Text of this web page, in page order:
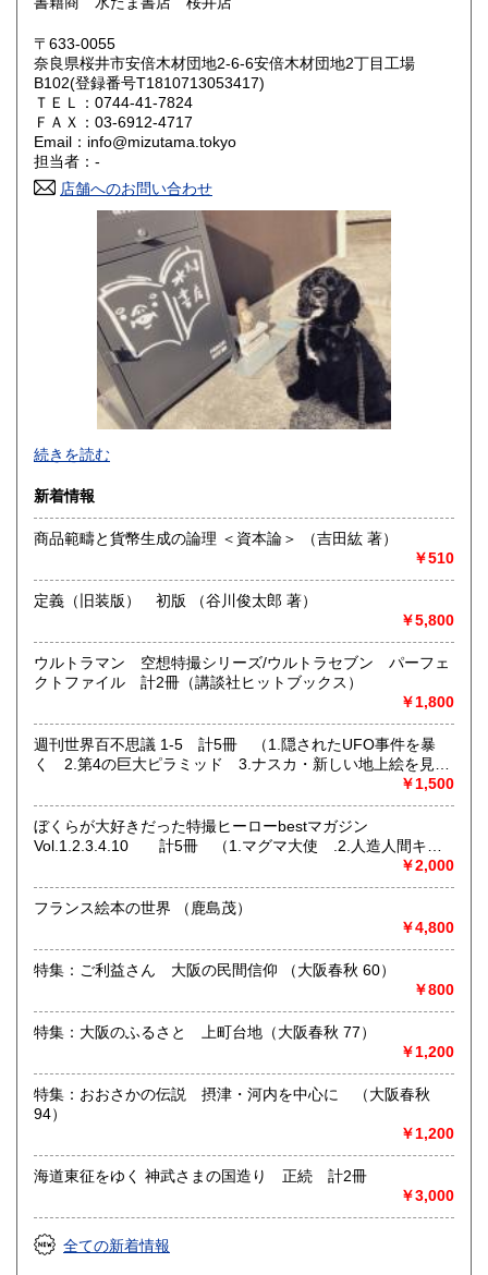
鳥取県 600円
岡山県 600円 広島県 600円
山口県 600円
香川県 600円
高知県 600円
600円
600円 大分県
600円 鹿児島県
600円
〒633-0055
奈良県桜井市安倍木材団地2-6-6安倍木材団地2丁目工場
B102(登録番号T1810713053417)
ＴＥＬ：0744-41-7824
ＦＡＸ：03-6912-4717
Email：info@mizutama.tokyo
担当者：-
店舗へのお問い合わせ
ネット販売を主に多ジャンルの書籍をお取り扱いしておりま
す
奈良県での専門書買取りはお任せください！
大量の書籍から蔵書の整理まで
★ISBN有の書籍・戦前・戦中の古書・紙物(古いチラシなど)
おります！！
まずはお気軽にお問い合わせください!
沿線名：近鉄大阪線
最寄駅：桜井駅
定休日：金曜日(その他の曜日でも出張買取等により休みの場
合がございます)
水たま書店 ではお買取り大歓迎です
駐車場ございます
取り扱い分野
続きを読む
新着情報
商品範疇と貨幣生成の論理 ＜資本論＞ （吉田紘 著）
￥510
定義（旧装版） 初版 （谷川俊太郎 著）
￥5,800
ウルトラマン 空想特撮シリーズ/ウルトラセブン パーフェ
クトファイル 計2冊（講談社ヒットブックス）
￥1,800
週刊世界百不思議 1-5 計5冊 （1.隠されたUFO事件を暴
く 2.第4の巨大ピラミッド 3.ナスカ・新しい地上絵を見つ
けた 4.安倍晴明「傑作呪王伝」 5.幻のアトランティス大
陸はどこだ?）
￥1,500
ぼくらが大好きだった特撮ヒーローbestマガジン
Vol.1.2.3.4.10 計5冊 （1.マグマ大使 .2.人造人間キカ
イダー3.ギララ 4.ガメラ 10.怪奇大作戦） ＜Kodansha
official file magazine＞
￥2,000
フランス絵本の世界 （鹿島茂）
￥4,800
特集：ご利益さん 大阪の民間信仰 （大阪春秋 60）
￥800
特集：大阪のふるさと 上町台地（大阪春秋 77）
￥1,200
特集：おおさかの伝説 摂津・河内を中心に （大阪春秋
94）
￥1,200
海道東征をゆく 神武さまの国造り 正続 計2冊
￥3,000
全ての新着情報